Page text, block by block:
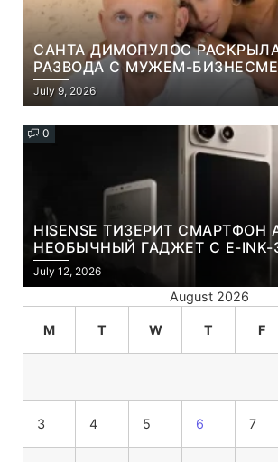
САНТА ДИМОПУЛОС
РАЗВОДА С МУЖЕМ-
July 9, 2026
0
HISENSE ТИЗЕРИТ СМАРТФОН
НЕОБЫЧНЫЙ ГАДЖЕТ С E-
СЪЕМНОЙ LCD-ПАНЕЛЬЮ ДЛЯ
КОНТЕНТА И СОЦСЕТЕЙ
July 12, 2026
August 2026
M T W T F
3 4 5 6 7